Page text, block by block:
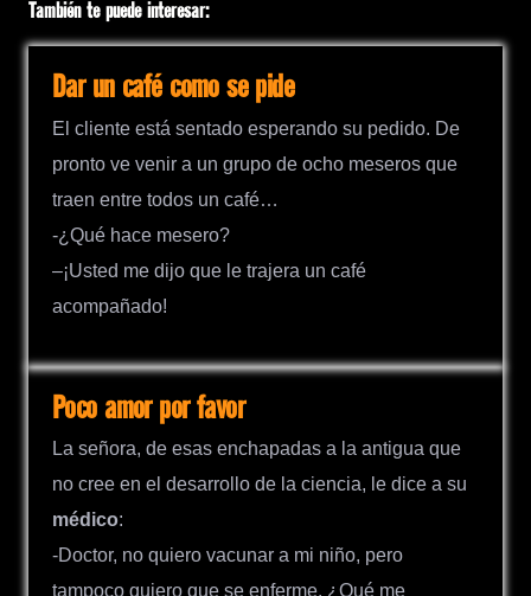
También te puede interesar:
Dar un café como se pide
El cliente está sentado esperando su pedido. De
pronto ve venir a un grupo de ocho meseros que
traen entre todos un café…
-¿Qué hace mesero?
–¡Usted me dijo que le trajera un café
acompañado!
Poco amor por favor
La señora, de esas enchapadas a la antigua que
no cree en el desarrollo de la ciencia, le dice a su
médico:
-Doctor, no quiero vacunar a mi niño, pero
tampoco quiero que se enferme. ¿Qué me